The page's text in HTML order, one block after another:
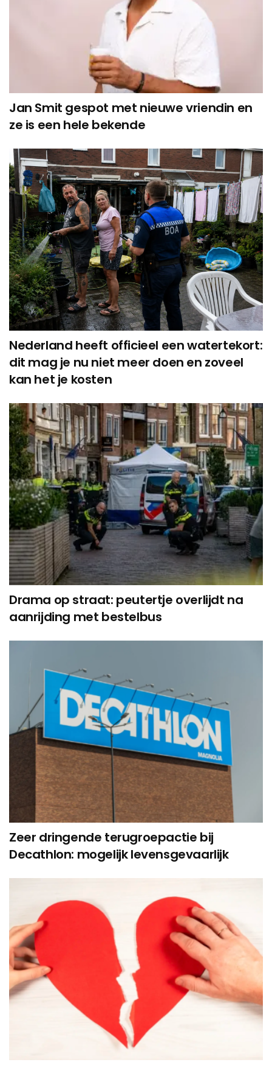
Jan Smit gespot met nieuwe vriendin en
ze is een hele bekende
Nederland heeft officieel een watertekort:
dit mag je nu niet meer doen en zoveel
kan het je kosten
Drama op straat: peutertje overlijdt na
aanrijding met bestelbus
Zeer dringende terugroepactie bij
Decathlon: mogelijk levensgevaarlijk